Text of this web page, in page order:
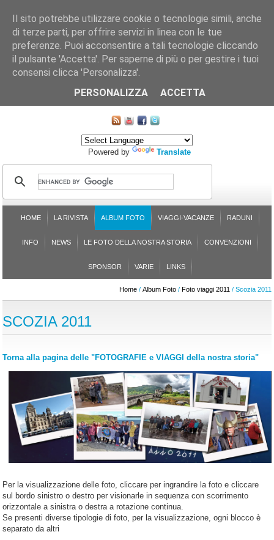
CHI SIAMO LE SEZIONI ASSICURGRANDA
ISCRIZIONE L'AVVOCATO RISPONDE SONDAGGI
Powered by Translate
HOME LA RIVISTA ALBUM FOTO VIAGGI-VACANZE RADUNI
INFO NEWS LE FOTO DELLA NOSTRA STORIA CONVENZIONI
SPONSOR VARIE LINKS
Home/ Album Foto/ Foto viaggi 2011 / Scozia 2011
SCOZIA 2011
Torna alla pagina delle "FOTOGRAFIE e VIAGGI della nostra storia"
Per la visualizzazione delle foto, cliccare per ingrandire la foto e cliccare
sul bordo sinistro o destro per visionarle in sequenza con scorrimento
orizzontale a sinistra o destra a rotazione continua.
Se presenti diverse tipologie di foto, per la visualizzazione, ogni blocco è
separato da altri
Il sito potrebbe utilizzare cookie o tecnologie simili, anche
di terze parti, per offrire servizi in linea con le tue
preferenze. Puoi acconsentire a tali tecnologie cliccando
il pulsante 'Accetta'. Per saperne di più o per gestire i tuoi
consensi clicca 'Personalizza'.
PERSONALIZZA
ACCETTA